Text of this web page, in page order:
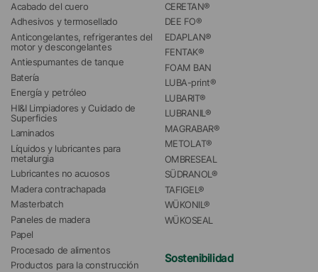
Acabado del cuero
Adhesivos y termosellado
Anticongelantes, refrigerantes del
motor y descongelantes
Antiespumantes de tanque
Batería
Energía y petróleo
HI&I Limpiadores y Cuidado de
Superficies
Laminados
Líquidos y lubricantes para
metalurgia
Lubricantes no acuosos
Madera contrachapada
Masterbatch
Paneles de madera
Papel
Procesado de alimentos
Productos para la construcción
CERETAN®
DEE FO®
EDAPLAN®
FENTAK®
FOAM BAN
LUBA-print®
LUBARIT®
LUBRANIL®
MAGRABAR®
METOLAT®
OMBRESEAL
SÜDRANOL®
TAFIGEL®
WÜKONIL®
WÜKOSEAL
Sostenibilidad